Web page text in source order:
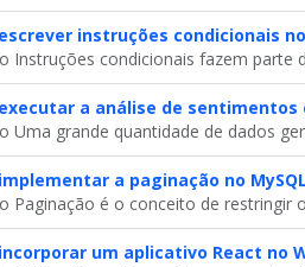
instruções condicionais
Instruções condicionais fazem parte
a análise de
Uma grande quantidade de dados
a paginação no
Paginação é o conceito de restringir
um aplicativo React no